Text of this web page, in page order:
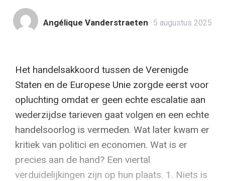
Angélique Vanderstraeten 5 augustus 2025
Het handelsakkoord tussen de Verenigde
Staten en de Europese Unie zorgde eerst voor
opluchting omdat er geen echte escalatie aan
wederzijdse tarieven gaat volgen en een echte
handelsoorlog is vermeden. Wat later kwam er
kritiek van politici en economen. Wat is er
precies aan de hand? Een viertal
verduidelijkingen zijn op hun plaats. 1. Niets is